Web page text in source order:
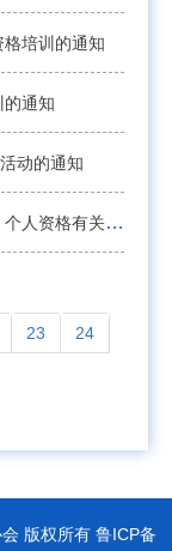
2014-04-03
培训的通知
2014-04-01
的通知
2014-03-19
动的通知
2014-02-14
有关问题的说明
23 24
版权所有 鲁ICP备